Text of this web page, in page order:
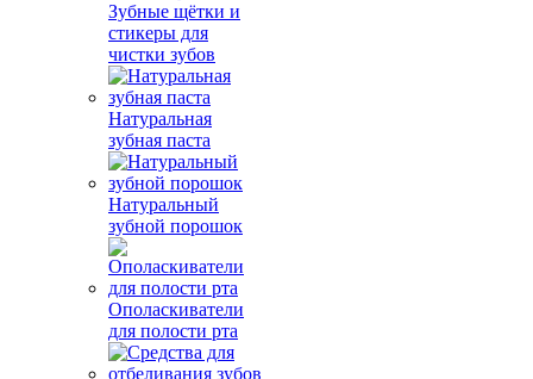
Зубные щётки и
стикеры для
чистки зубов
Натуральная
зубная паста
Натуральный
зубной порошок
Ополаскиватели
для полости рта